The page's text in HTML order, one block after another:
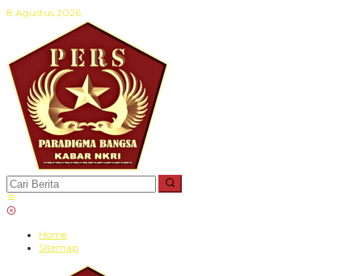
Lewati
8 Agustus 2026
Home
Sitemap